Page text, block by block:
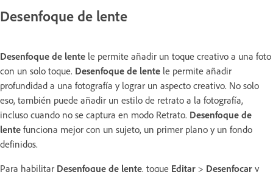
Desenfoque de lente
Desenfoque de lente le permite añadir un toque creativo a una foto
con un solo toque. Desenfoque de lente le permite añadir
profundidad a una fotografía y lograr un aspecto creativo. No solo
eso, también puede añadir un estilo de retrato a la fotografía,
incluso cuando no se captura en modo Retrato. Desenfoque de
lente funciona mejor con un sujeto, un primer plano y un fondo
definidos.
Para habilitar Desenfoque de lente, toque Editar > Desenfocar y